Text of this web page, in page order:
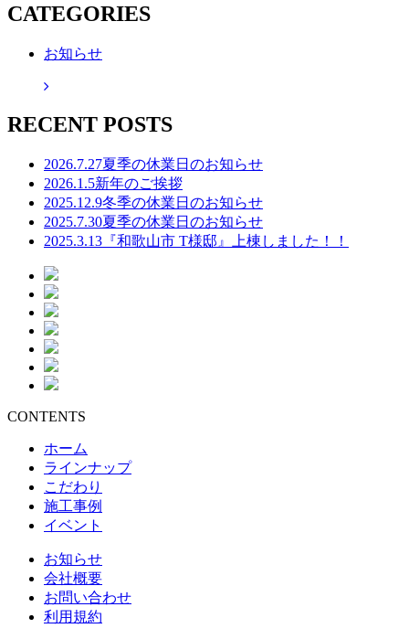
CATEGORIES
お知らせ
RECENT POSTS
2026.7.27夏季の休業日のお知らせ
2026.1.5新年のご挨拶
2025.12.9冬季の休業日のお知らせ
2025.7.30夏季の休業日のお知らせ
2025.3.13 『和歌山市 T様邸』上棟しました！！
CONTENTS
ホーム
ラインナップ
こだわり
施工事例
イベント
お知らせ
会社概要
お問い合わせ
利用規約